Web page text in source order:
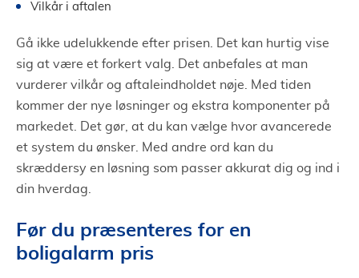
Vilkår i aftalen
Gå ikke udelukkende efter prisen. Det kan hurtig vise
sig at være et forkert valg. Det anbefales at man
vurderer vilkår og aftaleindholdet nøje. Med tiden
kommer der nye løsninger og ekstra komponenter på
markedet. Det gør, at du kan vælge hvor avancerede
et system du ønsker. Med andre ord kan du
skræddersy en løsning som passer akkurat dig og ind i
din hverdag.
Før du præsenteres for en
boligalarm pris